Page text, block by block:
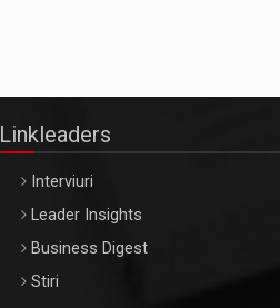
Linkleaders
Interviuri
Leader Insights
Business Digest
Stiri